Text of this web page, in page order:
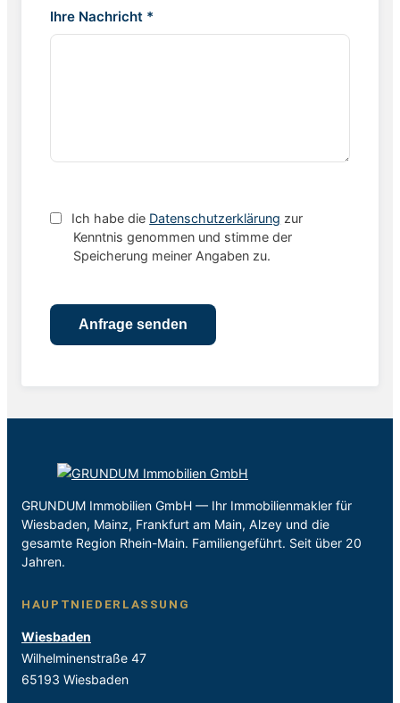
Ihre Nachricht *
Ich habe die Datenschutzerklärung zur
Kenntnis genommen und stimme der
Speicherung meiner Angaben zu.
GRUNDUM Immobilien GmbH — Ihr Immobilienmakler für
Wiesbaden, Mainz, Frankfurt am Main, Alzey und die
gesamte Region Rhein-Main. Familiengeführt. Seit über 20
Jahren.
HAUPTNIEDERLASSUNG
Wiesbaden
Wilhelminenstraße 47
65193 Wiesbaden